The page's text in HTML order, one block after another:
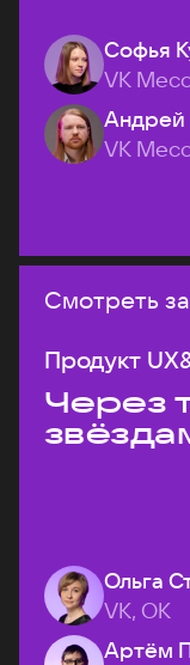
Софья
VK
Андрей
VK
Смотреть
Продукт
Через
Ольга
VK, ОК
Артём